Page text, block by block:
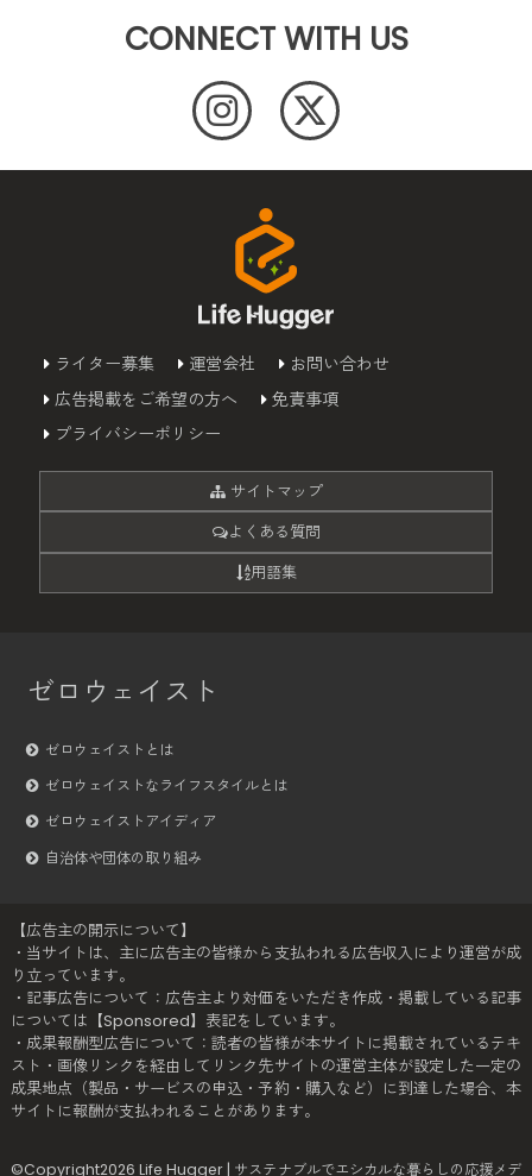
CONNECT WITH US
ライター募集 運営会社
お問い合わせ
広告掲載をご希望の方へ
免責事項
プライバシーポリシー
サイトマップ
よくある質問
用語集
ゼロウェイスト
ゼロウェイストとは
ゼロウェイストなライフスタイルとは
ゼロウェイストアイディア
自治体や団体の取り組み
【広告主の開示について】
・当サイトは、主に広告主の皆様から支払われる広告収入により運営が成
り立っています。
・記事広告について：広告主より対価をいただき作成・掲載している記事
については【Sponsored】表記をしています。
・成果報酬型広告について：読者の皆様が本サイトに掲載されているテキ
スト・画像リンクを経由してリンク先サイトの運営主体が設定した一定の
成果地点（製品・サービスの申込・予約・購入など）に到達した場合、本
サイトに報酬が支払われることがあります。
©Copyright2026Life Hugger | サステナブルでエシカルな暮らしの応援メデ